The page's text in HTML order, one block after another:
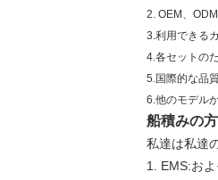
2. OEM、
3.利用できる
4.各セットの
5.国際的な品
6.他のモデル
船積みの
私達は私達
1. EMS:お